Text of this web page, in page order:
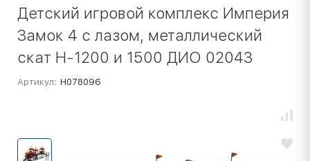
Детский игровой комплекс Империя
Замок 4 с лазом, металлический
скат Н-1200 и 1500 ДИО 02043
Артикул: Н078096